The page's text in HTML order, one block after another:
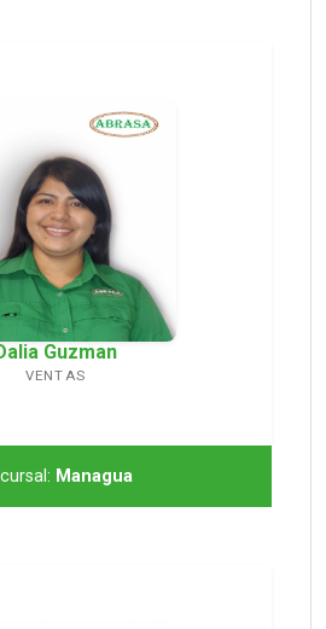
Guzman
VENTAS
Managua